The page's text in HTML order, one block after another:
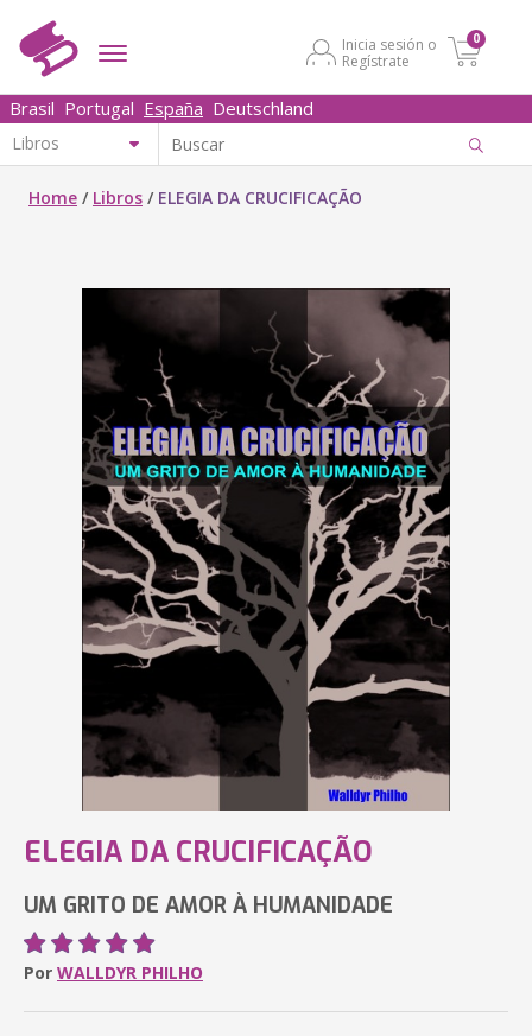
Inicia sesión o
Regístrate
0
Brasil Portugal España Deutschland
Home / Libros / ELEGIA DA CRUCIFICAÇÃO
ELEGIA DA CRUCIFICAÇÃO
UM GRITO DE AMOR À HUMANIDADE
Por WALLDYR PHILHO